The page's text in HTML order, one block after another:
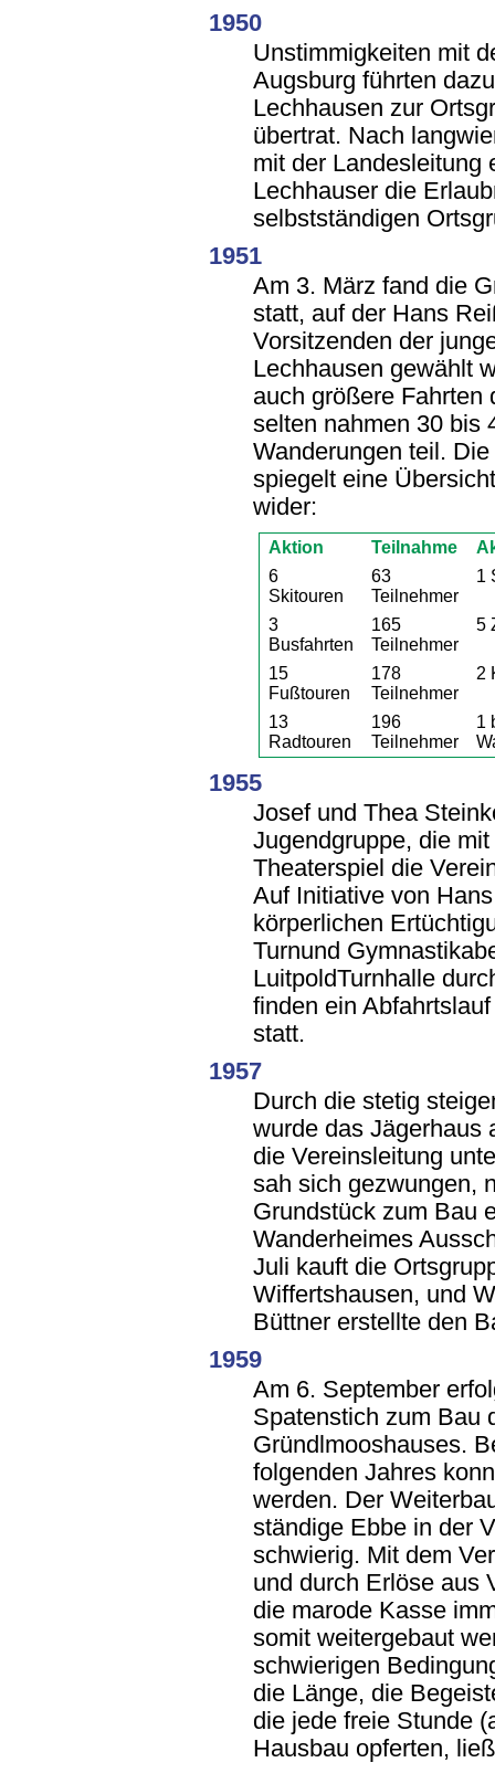
1950
Unstimmigkeiten mit
Augsburg führten
Lechhausen zur
übertrat. Nach
mit der Landesleitung
Lechhauser die
selbstständigen
1951
Am 3. März fand die
statt, auf der Hans
Vorsitzenden der
Lechhausen gewählt
auch größere Fahrten
selten nahmen 30 bis
Wanderungen teil.
spiegelt eine
wider:
Aktion Teilnahme
6
Skitouren
63
Teilnehmer
1
3
Busfahrten
165
Teilnehmer
5
15
Fußtouren
178
Teilnehmer
2
13
Radtouren
196
Teilnehmer
1
1955
Josef und Thea
Jugendgruppe, die
Theaterspiel die
Auf Initiative von
körperlichen
Turnund
LuitpoldTurnhalle
finden ein
statt.
1957
Durch die stetig
wurde das Jägerhaus
die Vereinsleitung
sah sich gezwungen,
Grundstück zum Bau
Wanderheimes
Juli kauft die
Wiffertshausen, und
Büttner erstellte den
1959
Am 6. September
Spatenstich zum Bau
Gründlmooshauses.
folgenden Jahres
werden. Der
ständige Ebbe in der
schwierig. Mit dem
und durch Erlöse aus
die marode Kasse
somit weitergebaut
schwierigen
die Länge, die
die jede freie Stunde
Hausbau opferten,